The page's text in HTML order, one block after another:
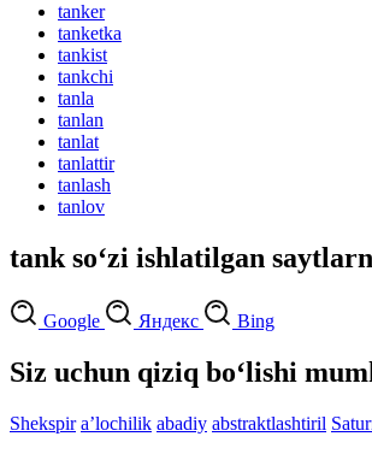
tanker
tanketka
tankist
tankchi
tanla
tanlan
tanlat
tanlattir
tanlash
tanlov
tank so‘zi ishlatilgan
Google Яндекс Bing
Siz uchun qiziq bo‘lishi
Shekspir aʼlochilik abadiy abstraktlashtiril